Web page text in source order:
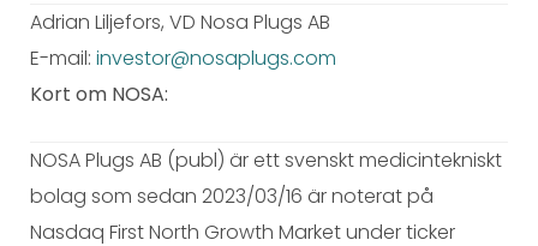
Adrian Liljefors, VD Nosa Plugs AB
E-mail: investor@nosaplugs.com
Kort om NOSA:
NOSA Plugs AB (publ) är ett svenskt medicintekniskt
bolag som sedan 2023/03/16 är noterat på
Nasdaq First North Growth Market under ticker